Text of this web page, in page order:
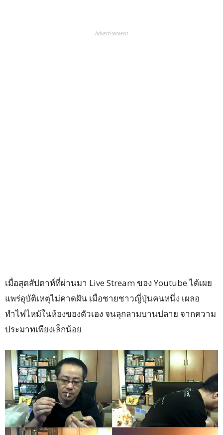
- Advertisement -
เมื่อสุดสัปดาห์ที่ผ่านมา Live Stream ของ Youtube ได้เผย
แพร่อุบัติเหตุไม่คาดฝัน เมื่อชายชาวญี่ปุ่นคนหนึ่ง เผลอ
ทำไฟไหม้ในห้องของตัวเอง จนลุกลามบานปลาย จากความ
ประมาทเพียงเล็กน้อย